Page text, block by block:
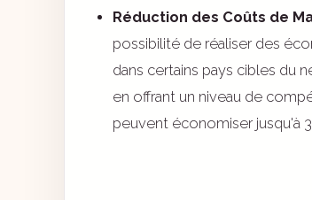
Réduction des Coûts de
possibilité de réaliser des
dans certains pays cibles du
en offrant un niveau de
peuvent économiser jusqu'à